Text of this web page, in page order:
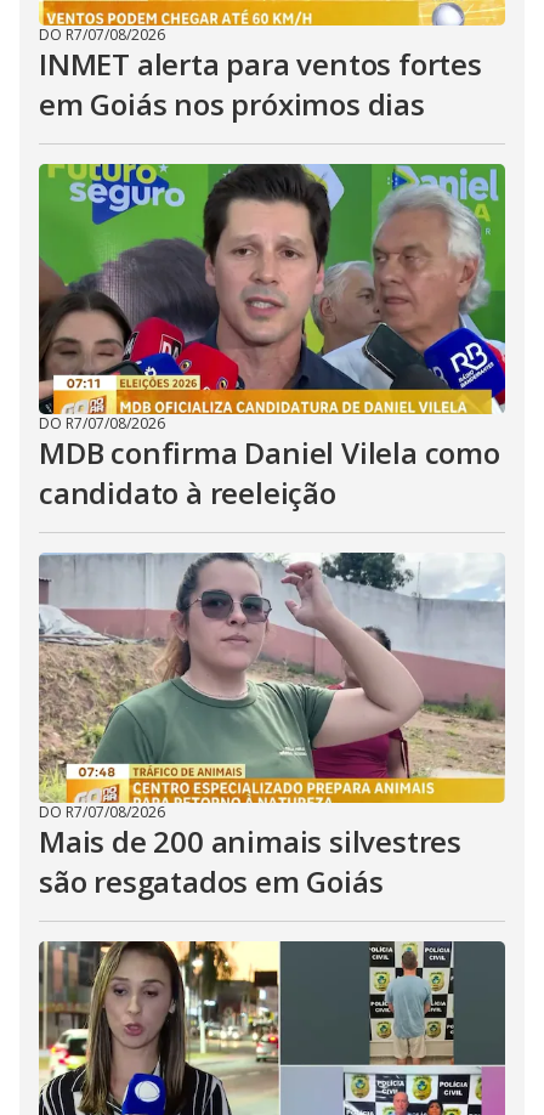
DO R7/07/08/2026
INMET alerta para ventos fortes
em Goiás nos próximos dias
DO R7/07/08/2026
MDB confirma Daniel Vilela como
candidato à reeleição
DO R7/07/08/2026
Mais de 200 animais silvestres
são resgatados em Goiás